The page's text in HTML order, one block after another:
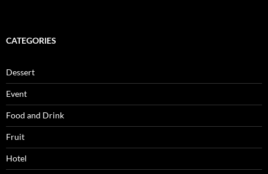
CATEGORIES
Dessert
Event
Food and Drink
Fruit
Hotel